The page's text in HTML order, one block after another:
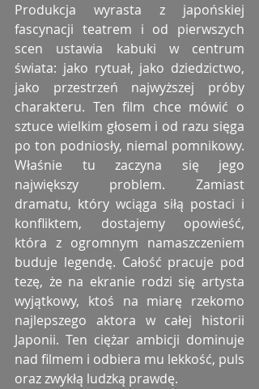
Produkcja wyrasta z japońskiej
fascynacji teatrem i od pierwszych
scen ustawia kabuki w centrum
świata: jako rytuał, jako dziedzictwo,
jako przestrzeń najwyższej próby
charakteru. Ten film chce mówić o
sztuce wielkim głosem i od razu sięga
po ton podniosły, niemal pomnikowy.
Właśnie tu zaczyna się jego
największy problem. Zamiast
dramatu, który wciąga siłą postaci i
konfliktem, dostajemy opowieść,
która z ogromnym namaszczeniem
buduje legendę. Całość pracuje pod
tezę, że na ekranie rodzi się artysta
wyjątkowy, ktoś na miarę rzekomo
najlepszego aktora w całej historii
Japonii. Ten ciężar ambicji dominuje
nad filmem i odbiera mu lekkość, puls
oraz zwykłą ludzką prawdę.